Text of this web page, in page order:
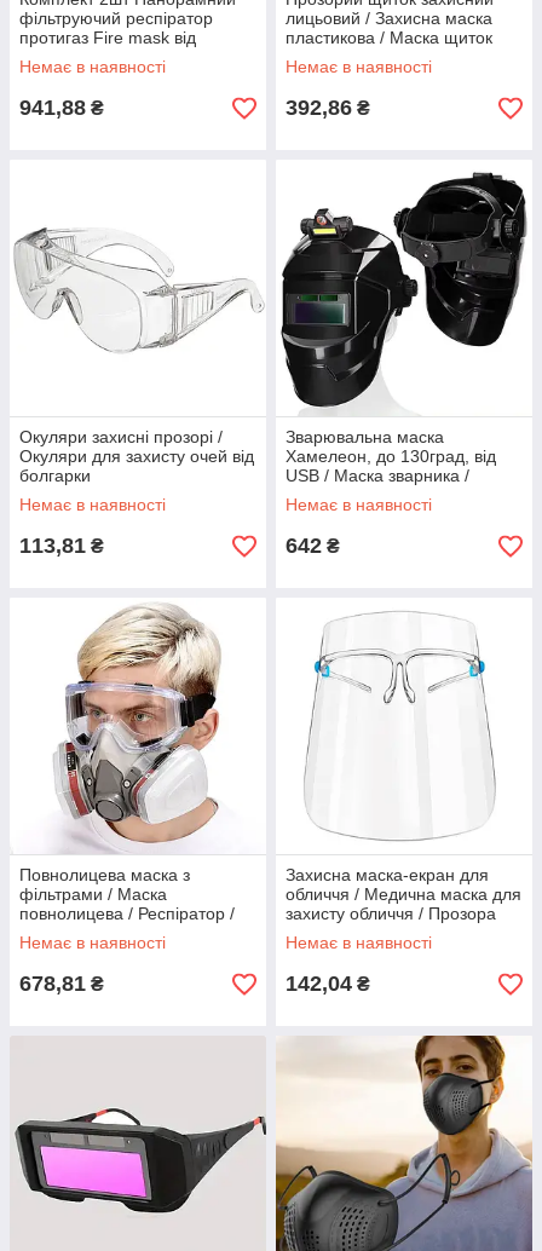
фільтруючий респіратор
протигаз Fire mask від
чадного газу / Протипожежна
маска
Немає в наявності
941,88 ₴
лицьовий / Захисна маска
пластикова / Маска щиток
пилозахисний для обличчя
Немає в наявності
392,86 ₴
Окуляри захисні прозорі /
Окуляри для захисту очей від
болгарки
Немає в наявності
113,81 ₴
Зварювальна маска
Хамелеон, до 130град, від
USB / Маска зварника /
Професійний зварювальний
шолом
Немає в наявності
642 ₴
Повнолицева маска з
фільтрами / Маска
повнолицева / Респіратор /
Багаторазова маска для
обличчя
Немає в наявності
678,81 ₴
Захисна маска-екран для
обличчя / Медична маска для
захисту обличчя / Прозора
маска з окулярами
Немає в наявності
142,04 ₴